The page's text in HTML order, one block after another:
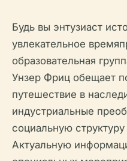
Будь вы энтузиаст
увлекательное
образовательная
Унзер Фриц обещает
путешествие в
индустриальные
социальную
Актуальную